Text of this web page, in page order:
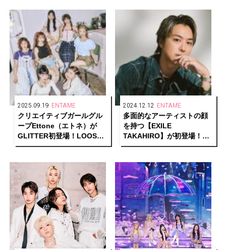
2025.09.19 ENTAME
クリエイティブガールグル
ープEttone（エトネ）が
GLITTER初登場！LOOSE
POPSで描く等身大の輝き
2024.12.12 ENTAME
多面的なアーティストの顔
を持つ【EXILE
TAKAHIRO】が初登場！
輝き、そして走り続けるそ